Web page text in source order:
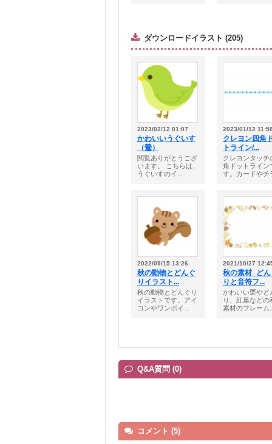
ダウンロードイラスト (205)
2023/02/12 01:07
かわいいうぐいす
（鶯）
閲覧ありがとうござ
います。 こちらは、
うぐいすのイ...
2023/01/12
クレヨン四角
トライン/...
クレヨンタッチ
角ドットライン
す。カードやチ
2022/09/15 13:26
秋の動物とどんぐ
りイラスト...
秋の動物とどんぐり
イラストです。アイ
コンやワンポイ...
2021/10/27
秋の素材_ど
りと音符フ...
かわいい栗やど
り、紅葉などの
素材のフレーム
Q&A質問 (0)
コメント (5)